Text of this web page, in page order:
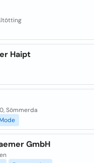
Haipt
Sömmerda
Mode
GmbH